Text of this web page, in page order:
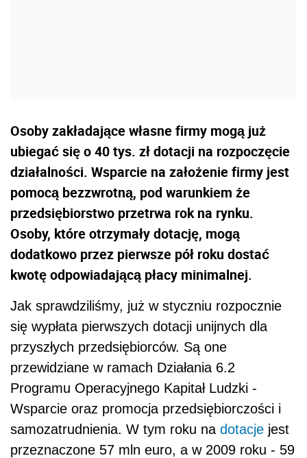
Osoby zakładające własne firmy mogą już
ubiegać się o 40 tys. zł dotacji na rozpoczęcie
działalności. Wsparcie na założenie firmy jest
pomocą bezzwrotną, pod warunkiem że
przedsiębiorstwo przetrwa rok na rynku.
Osoby, które otrzymały dotację, mogą
dodatkowo przez pierwsze pół roku dostać
kwotę odpowiadającą płacy minimalnej.
Jak sprawdziliśmy, już w styczniu rozpocznie
się wypłata pierwszych dotacji unijnych dla
przyszłych przedsiębiorców. Są one
przewidziane w ramach Działania 6.2
Programu Operacyjnego Kapitał Ludzki -
Wsparcie oraz promocja przedsiębiorczości i
samozatrudnienia. W tym roku na dotacje jest
przeznaczone 57 mln euro, a w 2009 roku - 59